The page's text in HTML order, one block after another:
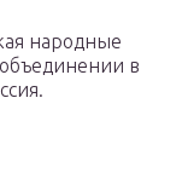
народные
в